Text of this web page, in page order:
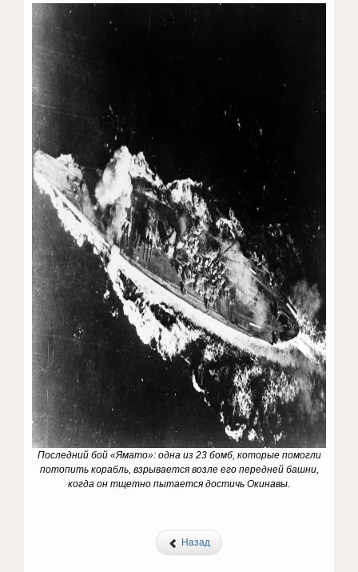
Последний бой «Ямато»: одна из 23 бомб, которые помогли
потопить корабль, взрывается возле его передней башни,
когда он тщетно пытается достичь Окинавы.
Назад